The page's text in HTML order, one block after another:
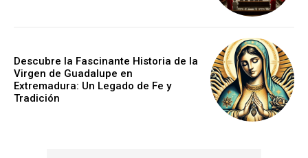
Descubre la Fascinante Historia de la
Virgen de Guadalupe en
Extremadura: Un Legado de Fe y
Tradición